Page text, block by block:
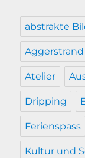
abstrakte
Aggerstrand
Atelier
Dripping
Ferienspass
Kultur und